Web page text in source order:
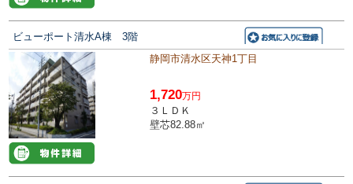
ビューポート清水A棟 3階
静岡市清水区天神1丁目
1,720万円
３ＬＤＫ
壁芯82.88㎡